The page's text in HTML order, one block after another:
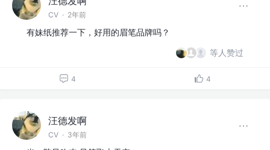
CV · 2年前
有妹纸推荐一下，好用的眉笔品牌吗？
等人赞过
4 4
汪德发啊
CV · 3年前